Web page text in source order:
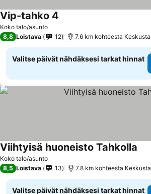
Koko talo/asunto
Vip-tahko 4
8,8 Loistava 12 7.6 km kohteesta Keskusta
Valitse päivät nähdäksesi tarkat hinnat
Koko talo/asunto
Viihtyisä huoneisto Tahkolla
8,5 Loistava 13 7.8 km kohteesta Keskusta
Valitse päivät nähdäksesi tarkat hinnat